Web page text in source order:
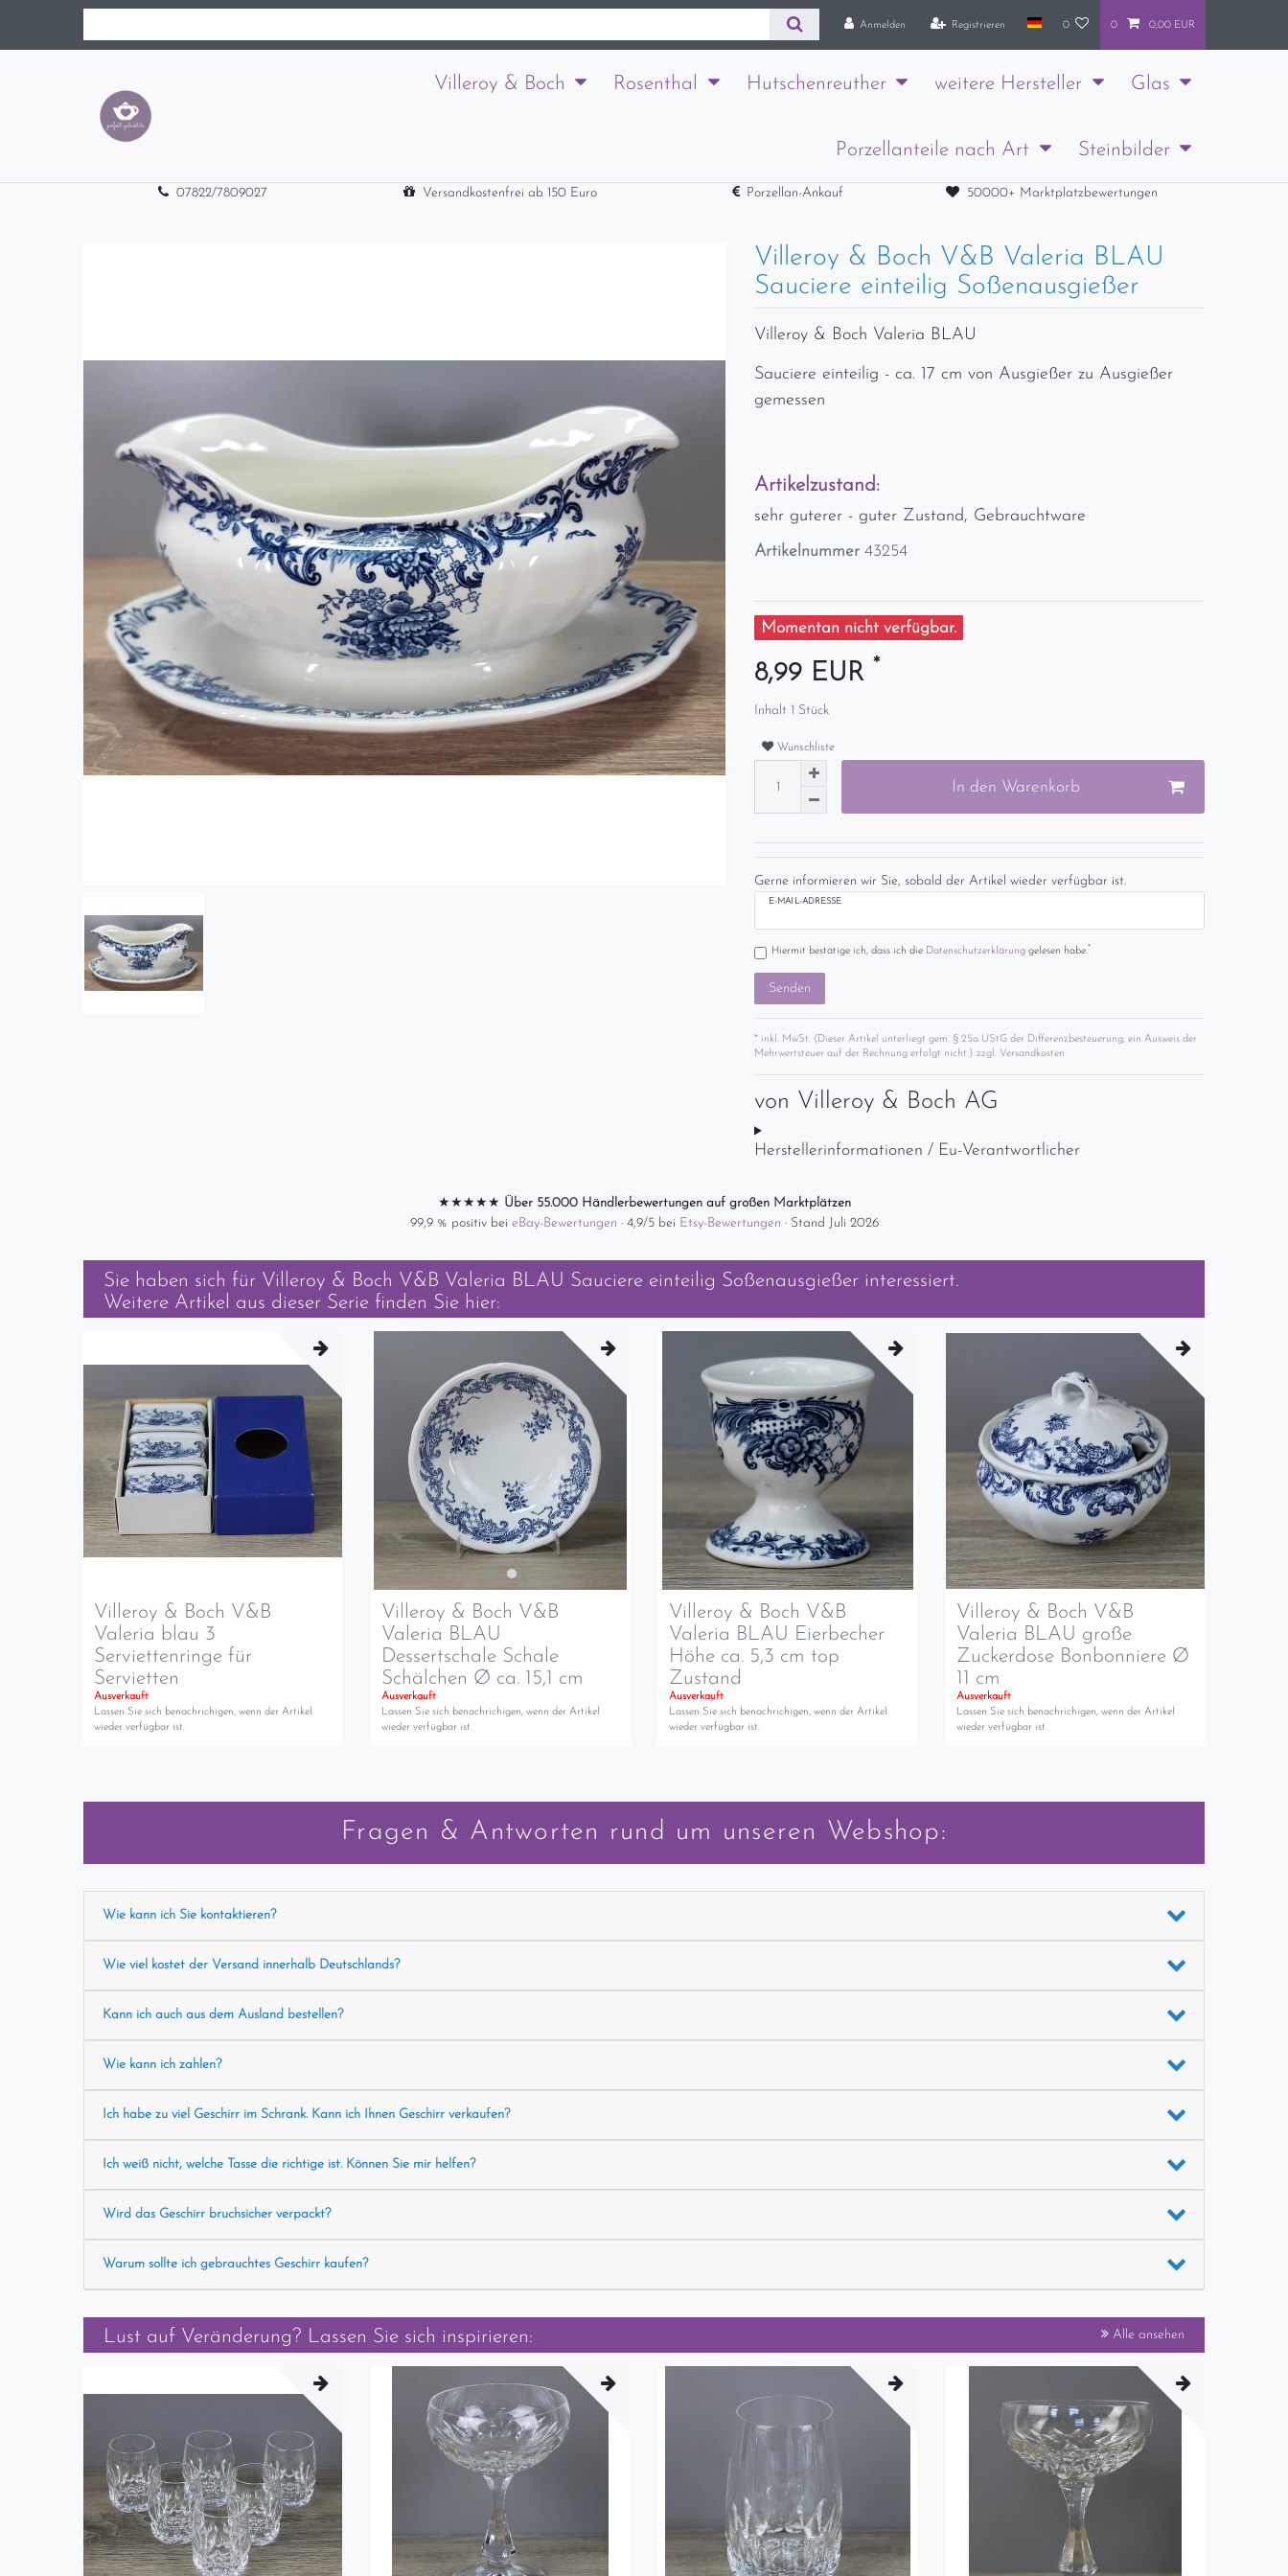
Anmelden Registrieren 0 0 0,00 EUR
Villeroy & Boch Rosenthal Hutschenreuther weitere Hersteller Glas
Porzellanteile nach Art Steinbilder
07822/7809027 Versandkostenfrei ab 150 Euro Porzellan-Ankauf 50000+ Marktplatzbewertungen
Villeroy & Boch V&B Valeria BLAU
Sauciere einteilig Soßenausgießer
Villeroy & Boch Valeria BLAU
Sauciere einteilig - ca. 17 cm von Ausgießer zu Ausgießer
gemessen
Artikelzustand:
sehr guterer - guter Zustand, Gebrauchtware
Artikelnummer 43254
Momentan nicht verfügbar.
8,99 EUR *
Inhalt 1 Stück
Wunschliste
In den Warenkorb
Gerne informieren wir Sie, sobald der Artikel wieder verfügbar ist.
E-MAIL-ADRESSE
Hiermit bestätige ich, dass ich die Daten­schutz­erklärunggelesen habe.*
Senden
* inkl. MwSt. (Dieser Artikel unterliegt gem. § 25a UStG der Differenzbesteuerung, ein Ausweis der
Mehrwertsteuer auf der Rechnung erfolgt nicht.) zzgl. Versandkosten
von Villeroy & Boch AG
Herstellerinformationen / Eu-Verantwortlicher
★★★★★ Über 55.000 Händlerbewertungen auf großen Marktplätzen
99,9 % positiv bei eBay-Bewertungen · 4,9/5 bei Etsy-Bewertungen · Stand Juli 2026
Sie haben sich für Villeroy & Boch V&B Valeria BLAU Sauciere einteilig Soßenausgießer interessiert.
Weitere Artikel aus dieser Serie finden Sie hier:
Villeroy & Boch V&B
Valeria blau 3
Serviettenringe für
Servietten
Ausverkauft
Lassen Sie sich benachrichigen, wenn der Artikel
wieder verfügbar ist.
Villeroy & Boch V&B
Valeria BLAU
Dessertschale Schale
Schälchen Ø ca. 15,1 cm
Ausverkauft
Lassen Sie sich benachrichigen, wenn der Artikel
wieder verfügbar ist.
Villeroy & Boch V&B
Valeria BLAU Eierbecher
Höhe ca. 5,3 cm top
Zustand
Ausverkauft
Lassen Sie sich benachrichigen, wenn der Artikel
wieder verfügbar ist.
Villeroy & Boch V&B
Valeria BLAU große
Zuckerdose Bonbonniere Ø
11 cm
Ausverkauft
Lassen Sie sich benachrichigen, wenn der Artikel
wieder verfügbar ist.
Fragen & Antworten rund um unseren Webshop:
Wie kann ich Sie kontaktieren?
Wie viel kostet der Versand innerhalb Deutschlands?
Kann ich auch aus dem Ausland bestellen?
Wie kann ich zahlen?
Ich habe zu viel Geschirr im Schrank. Kann ich Ihnen Geschirr verkaufen?
Ich weiß nicht, welche Tasse die richtige ist. Können Sie mir helfen?
Wird das Geschirr bruchsicher verpackt?
Warum sollte ich gebrauchtes Geschirr kaufen?
Lust auf Veränderung? Lassen Sie sich inspirieren: Alle ansehen